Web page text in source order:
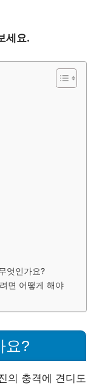
세요.
엇인가요?
면 어떻게 해야
요?
의 충격에 견디도